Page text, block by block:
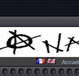
Accueil